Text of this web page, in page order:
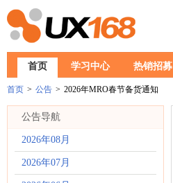
首页 学习中心 热销招募
首页 > 公告 > 2026年MRO春节备货通知
公告导航
2026年08月
2026年07月